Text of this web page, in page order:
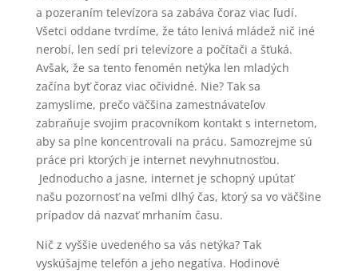
a pozeraním televízora sa zabáva čoraz viac ľudí.
Všetci oddane tvrdíme, že táto lenivá mládež nič iné
nerobí, len sedí pri televízore a počítači a šťuká.
Avšak, že sa tento fenomén netýka len mladých
začína byť čoraz viac očividné. Nie? Tak sa
zamyslime, prečo väčšina zamestnávateľov
zabraňuje svojim pracovníkom kontakt s internetom,
aby sa plne koncentrovali na prácu. Samozrejme sú
práce pri ktorých je internet nevyhnutnosťou.
Jednoducho a jasne, internet je schopný upútať
našu pozornosť na veľmi dlhý čas, ktorý sa vo väčšine
prípadov dá nazvať mrhaním času.
Nič z vyššie uvedeného sa vás netýka? Tak
vyskúšajme telefón a jeho negatíva. Hodinové